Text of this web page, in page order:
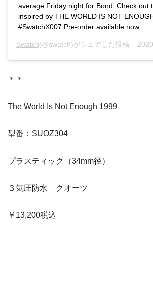
average Friday night for Bond. Check out
inspired by THE WORLD IS NOT
#SwatchX007 Pre-order available now
Swatch(@swatch)がシェアした投稿 – 2020年
＊＊
The World Is Not Enough 1999
型番：SUOZ304
プラスティック（34mm径）
３気圧防水 クオーツ
￥13,200税込